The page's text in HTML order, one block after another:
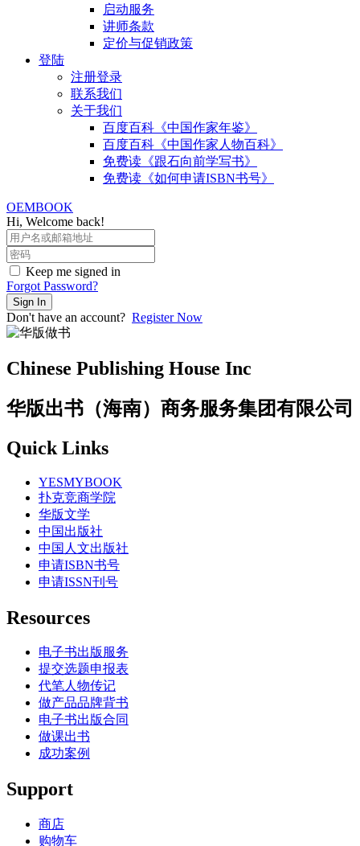
启动服务
讲师条款
定价与促销政策
登陆
注册登录
联系我们
关于我们
百度百科《中国作家年鉴》
百度百科《中国作家人物百科》
免费读《跟石向前学写书》
免费读《如何申请ISBN书号》
OEMBOOK
Hi, Welcome back!
Keep me signed in
Forgot Password?
Sign In
Don't have an account? Register Now
Chinese Publishing House Inc
华版出书（海南）商务服务集团有限公司
Quick Links
YESMYBOOK
扑克竞商学院
华版文学
中国出版社
中国人文出版社
申请ISBN书号
申请ISSN刊号
Resources
电子书出版服务
提交选题申报表
代笔人物传记
做产品品牌背书
电子书出版合同
做课出书
成功案例
Support
商店
购物车